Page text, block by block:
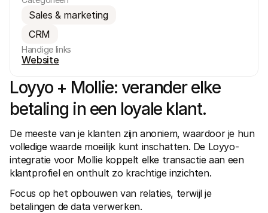
Sales & marketing
CRM
Handige links
Website
Loyyo + Mollie: verander elke
betaling in een loyale klant.
De meeste van je klanten zijn anoniem, waardoor je hun
volledige waarde moeilijk kunt inschatten. De Loyyo-
integratie voor Mollie koppelt elke transactie aan een
klantprofiel en onthult zo krachtige inzichten.
Focus op het opbouwen van relaties, terwijl je
betalingen de data verwerken.
Technische documentatie
Portaal voor developers
Ontdek documentatie en updates voor developers
Libraries
Discord community
Word lid van onze developer community
Over Mollie
Prijzen
Bekijk onze tarieven
Over ons
Maak kennis met ons verhaal en
onze waarden